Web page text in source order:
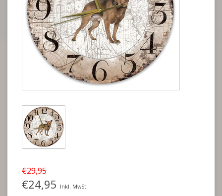
€29,95
€24,95 Inkl. MwSt.